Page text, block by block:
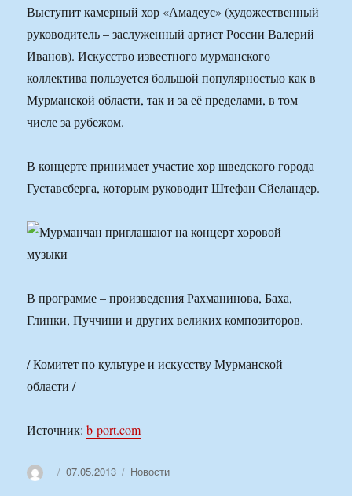
Выступит камерный хор «Амадеус» (художественный
руководитель – заслуженный артист России Валерий
Иванов). Искусство известного мурманского
коллектива пользуется большой популярностью как в
Мурманской области, так и за её пределами, в том
числе за рубежом.
В концерте принимает участие хор шведского города
Густавсберга, которым руководит Штефан Сйеландер.
В программе – произведения Рахманинова, Баха,
Глинки, Пуччини и других великих композиторов.
/ Комитет по культуре и искусству Мурманской
области /
Источник:b-port.com
АвторОпубликовано
07.05.2013 Рубрики
Новости